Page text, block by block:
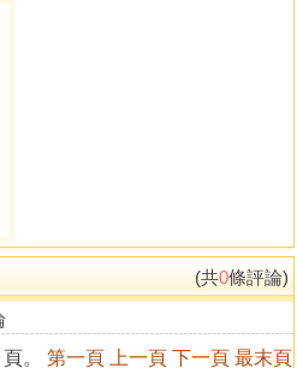
(共0條評論)
。 第一頁 上一頁 下一頁 最末頁